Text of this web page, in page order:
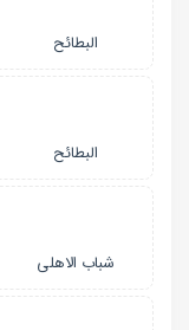
البطائح
البطائح
شباب الاهلی